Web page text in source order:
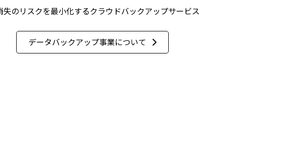
失のリスクを最小化するクラウドバックアップサービス
データバックアップ事業について